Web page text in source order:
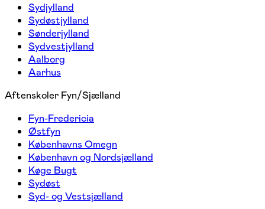
Sydjylland
Sydøstjylland
Sønderjylland
Sydvestjylland
Aalborg
Aarhus
Aftenskoler Fyn/Sjælland
Fyn-Fredericia
Østfyn
Københavns Omegn
København og Nordsjælland
Køge Bugt
Sydøst
Syd- og Vestsjælland